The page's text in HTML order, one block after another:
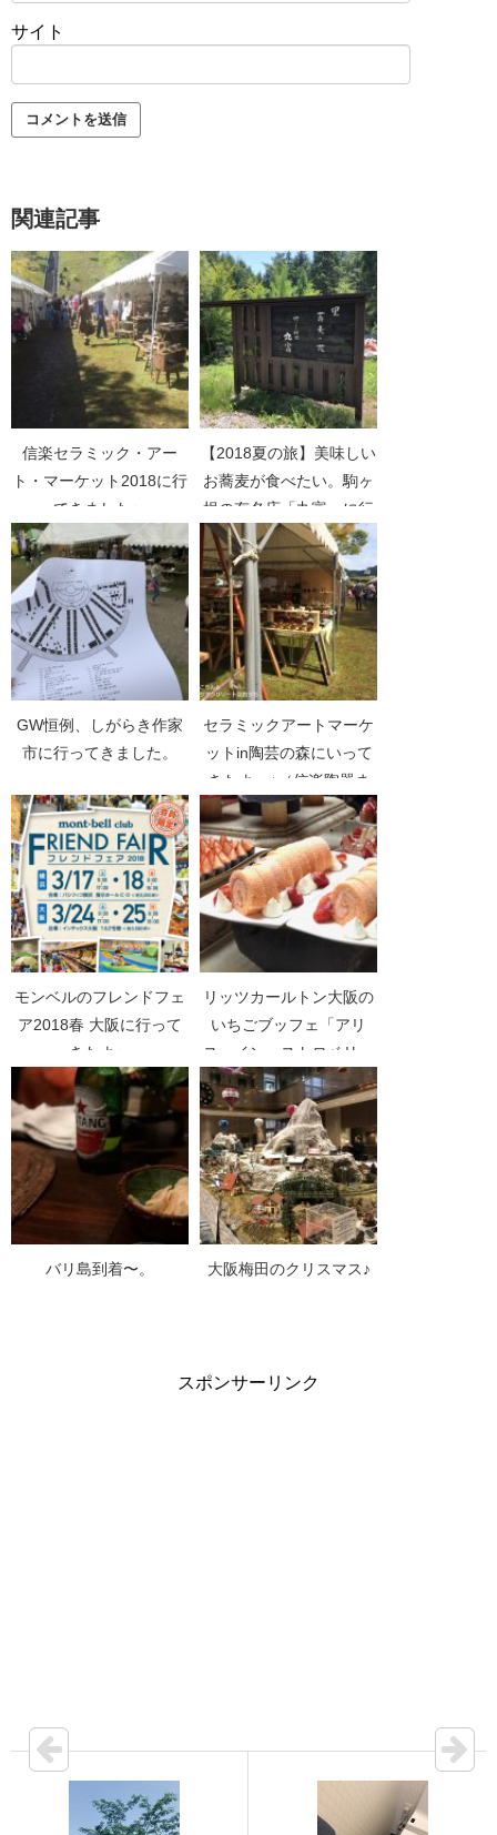
サイト
関連記事
信楽セラミック・アー
ト・マーケット2018に行
ってきました〜。
【2018夏の旅】美味しい
お蕎麦が食べたい。駒ヶ
根の有名店「丸富」に行
きました。
GW恒例、しがらき作家
市に行ってきました。
セラミックアートマーケ
ットin陶芸の森にいって
きたよ～♪（信楽陶器ま
つり）
モンベルのフレンドフェ
ア2018春 大阪に行って
きたよ〜
リッツカールトン大阪の
いちごブッフェ「アリ
ス・イン・ストロベリー
ワンダーランド」に行っ
てきたよ〜。
バリ島到着〜。 大阪梅田のクリスマス♪
スポンサーリンク